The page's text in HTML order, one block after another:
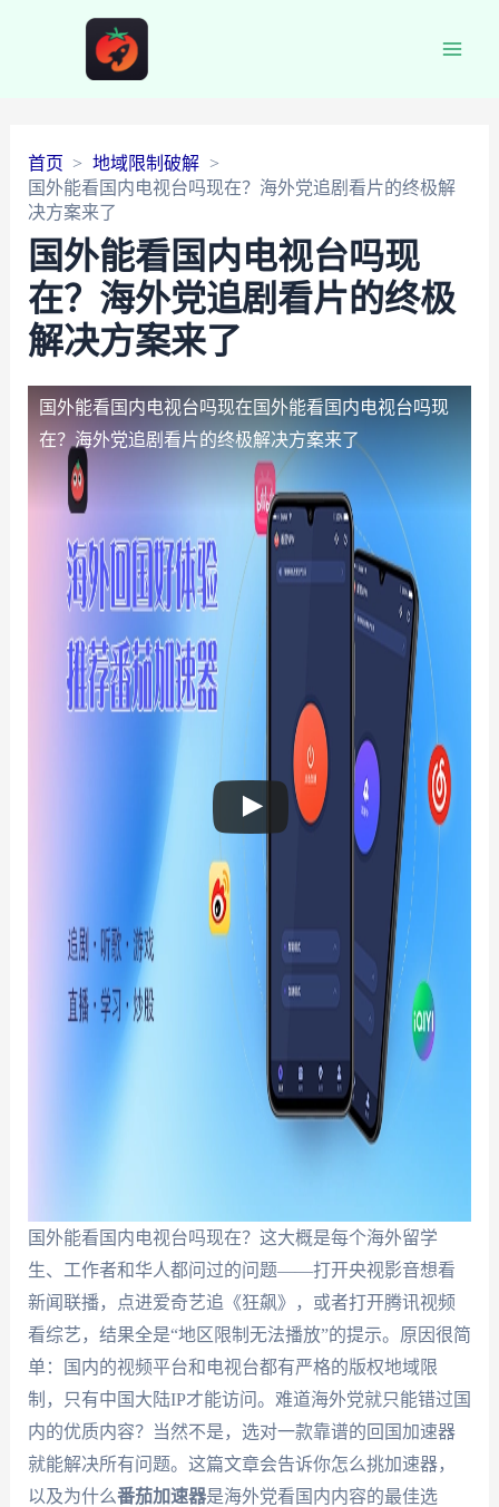
首页
地域限制破解
国外能看国内电视台吗现在？海外党追剧看片的终极解
决方案来了
国外能看国内电视台吗现
在？海外党追剧看片的终极
解决方案来了
国外能看国内电视台吗现在国外能看国内电视台吗现
在？海外党追剧看片的终极解决方案来了
国外能看国内电视台吗现在？这大概是每个海外留学
生、工作者和华人都问过的问题——打开央视影音想看
新闻联播，点进爱奇艺追《狂飙》，或者打开腾讯视频
看综艺，结果全是“地区限制无法播放”的提示。原因很简
单：国内的视频平台和电视台都有严格的版权地域限
制，只有中国大陆IP才能访问。难道海外党就只能错过国
内的优质内容？当然不是，选对一款靠谱的回国加速器
就能解决所有问题。这篇文章会告诉你怎么挑加速器，
以及为什么番茄加速器是海外党看国内内容的最佳选